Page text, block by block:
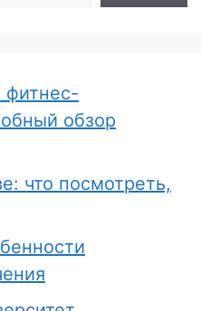
фитнес-
обзор
что посмотреть,